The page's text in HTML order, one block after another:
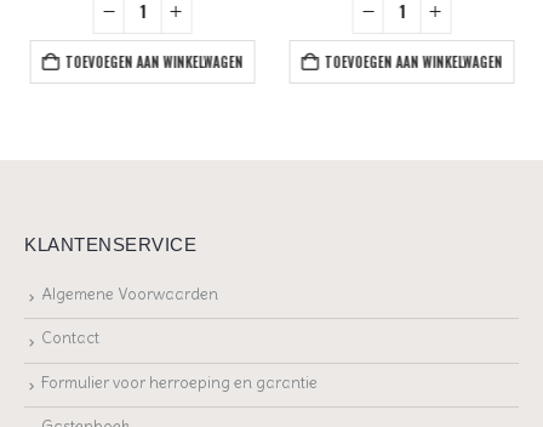
TOEVOEGEN AAN WINKELWAGEN TOEVOEGEN AAN WINKELWAGEN
KLANTENSERVICE
Algemene Voorwaarden
Contact
Formulier voor herroeping en garantie